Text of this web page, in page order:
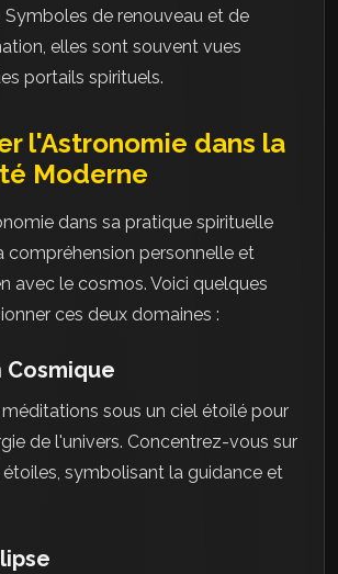
Symboles de renouveau et de
elles sont souvent vues
portails spirituels.
l'Astronomie dans la
Moderne
dans sa pratique spirituelle
compréhension personnelle et
avec le cosmos. Voici quelques
ces deux domaines :
sous un ciel étoilé pour
de l'univers. Concentrez-vous sur
symbolisant la guidance et